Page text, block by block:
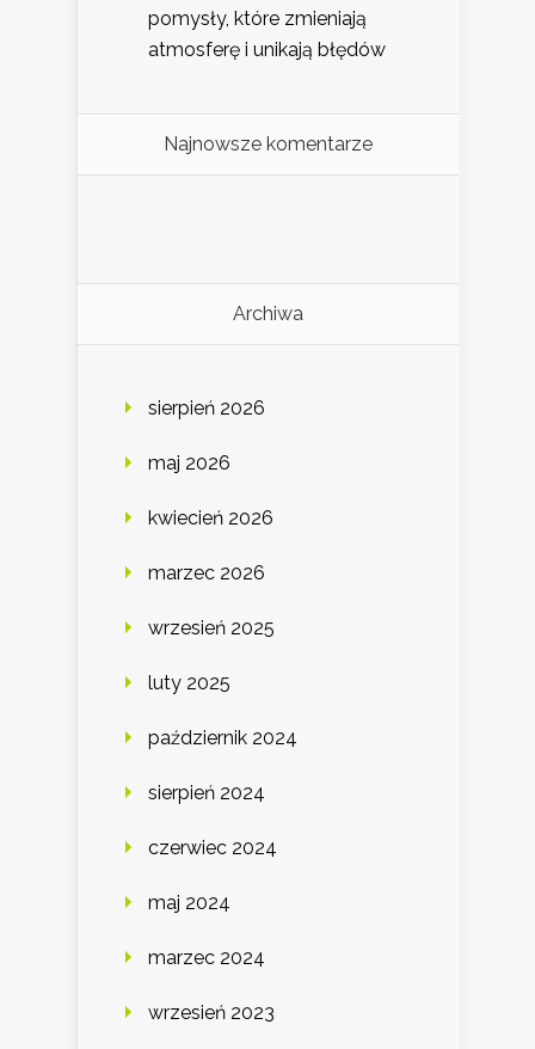
pomysły, które zmieniają
atmosferę i unikają błędów
Najnowsze komentarze
Archiwa
sierpień 2026
maj 2026
kwiecień 2026
marzec 2026
wrzesień 2025
luty 2025
październik 2024
sierpień 2024
czerwiec 2024
maj 2024
marzec 2024
wrzesień 2023